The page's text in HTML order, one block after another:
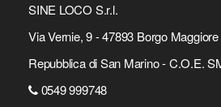
SINE LOCO S.r.l.
Via Vernie, 9 - 47893 Borgo Maggiore
Repubblica di San Marino - C.O.E.
0549 999748